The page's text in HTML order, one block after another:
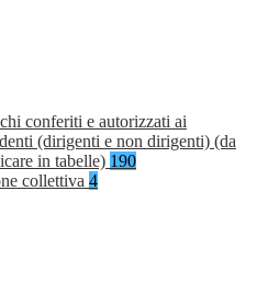
conferiti e autorizzati ai
(dirigenti e non dirigenti) (da
in tabelle) 190
collettiva 4